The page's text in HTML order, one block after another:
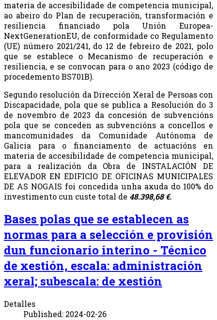
materia de accesibilidade de competencia municipal,
ao abeiro do Plan de recuperación, transformación e
resiliencia financiado pola Unión Europea-
NextGenerationEU, de conformidade co Regulamento
(UE) número 2021/241, do 12 de febreiro de 2021, polo
que se establece o Mecanismo de recuperación e
resiliencia, e se convocan para o ano 2023 (código de
procedemento BS701B).
Segundo resolución da Dirección Xeral de Persoas con
Discapacidade, pola que se publica a Resolución do 3
de novembro de 2023 da concesión de subvencións
pola que se conceden as subvencións a concellos e
mancomunidades da Comunidade Autónoma de
Galicia para o financiamento de actuacións en
materia de accesibilidade de competencia municipal,
para a realización da Obra de INSTALACIÓN DE
ELEVADOR EN EDIFICIO DE OFICINAS MUNICIPALES
DE AS NOGAIS foi concedida unha axuda do 100% do
investimento cun custe total de 48.398,68 €.
Bases polas que se establecen as
normas para a selección e provisión
dun funcionario interino - Técnico
de xestión, escala: administración
xeral; subescala: de xestión
Detalles
Published: 2024-02-26